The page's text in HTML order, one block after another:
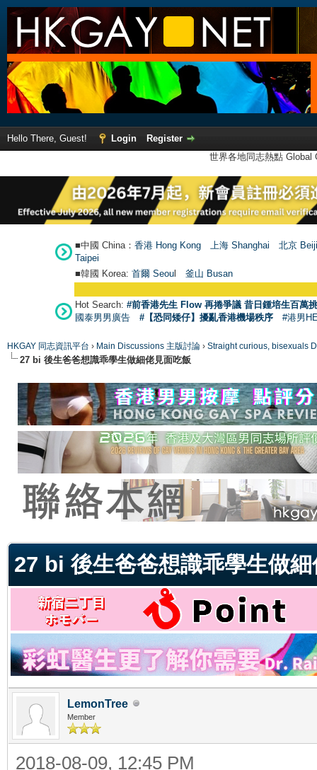
Hello There, Guest! Login
Register
世界各地同志熱點
■中國 China： 香港 Hong Kong 上海 Shanghai
北京
Taipei
■韓國 Korea: 首爾 Seoul 釜山 Busan
Hot Search: #前香港先生 Flow 再捲爭議 昔日鍾培生百萬
國泰男男廣告
#【恐同矮仔】擾亂香港機場秩序 #港男
HKGAY 同志資訊平台 › Main Discussions 主版討論 › Straight curious, bisexuals
27 bi 後生爸爸想識乖學生做細佬見面吃飯
27 bi 後生爸爸想識乖學生做
LemonTree
Member
2018-08-09, 12:45 PM